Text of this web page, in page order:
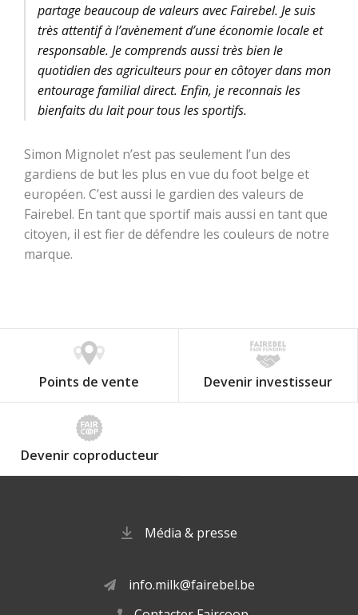
partage beaucoup de valeurs avec Fairebel. Je suis
très attentif à l’avènement d’une économie locale et
responsable. Je comprends aussi très bien le
quotidien des agriculteurs pour en côtoyer dans mon
entourage familial direct. Enfin, je reconnais les
bienfaits du lait pour tous les sportifs.
Simon Mignolet n’est pas seulement l’un des
gardiens de but les plus en vue du foot belge et
européen. C’est aussi le gardien des valeurs de
Fairebel. En tant que sportif mais aussi en tant que
citoyen, il est fier de défendre les couleurs de notre
marque.
Points de vente Devenir investisseur
Devenir coproducteur
Média & presse
info.milk@fairebel.be